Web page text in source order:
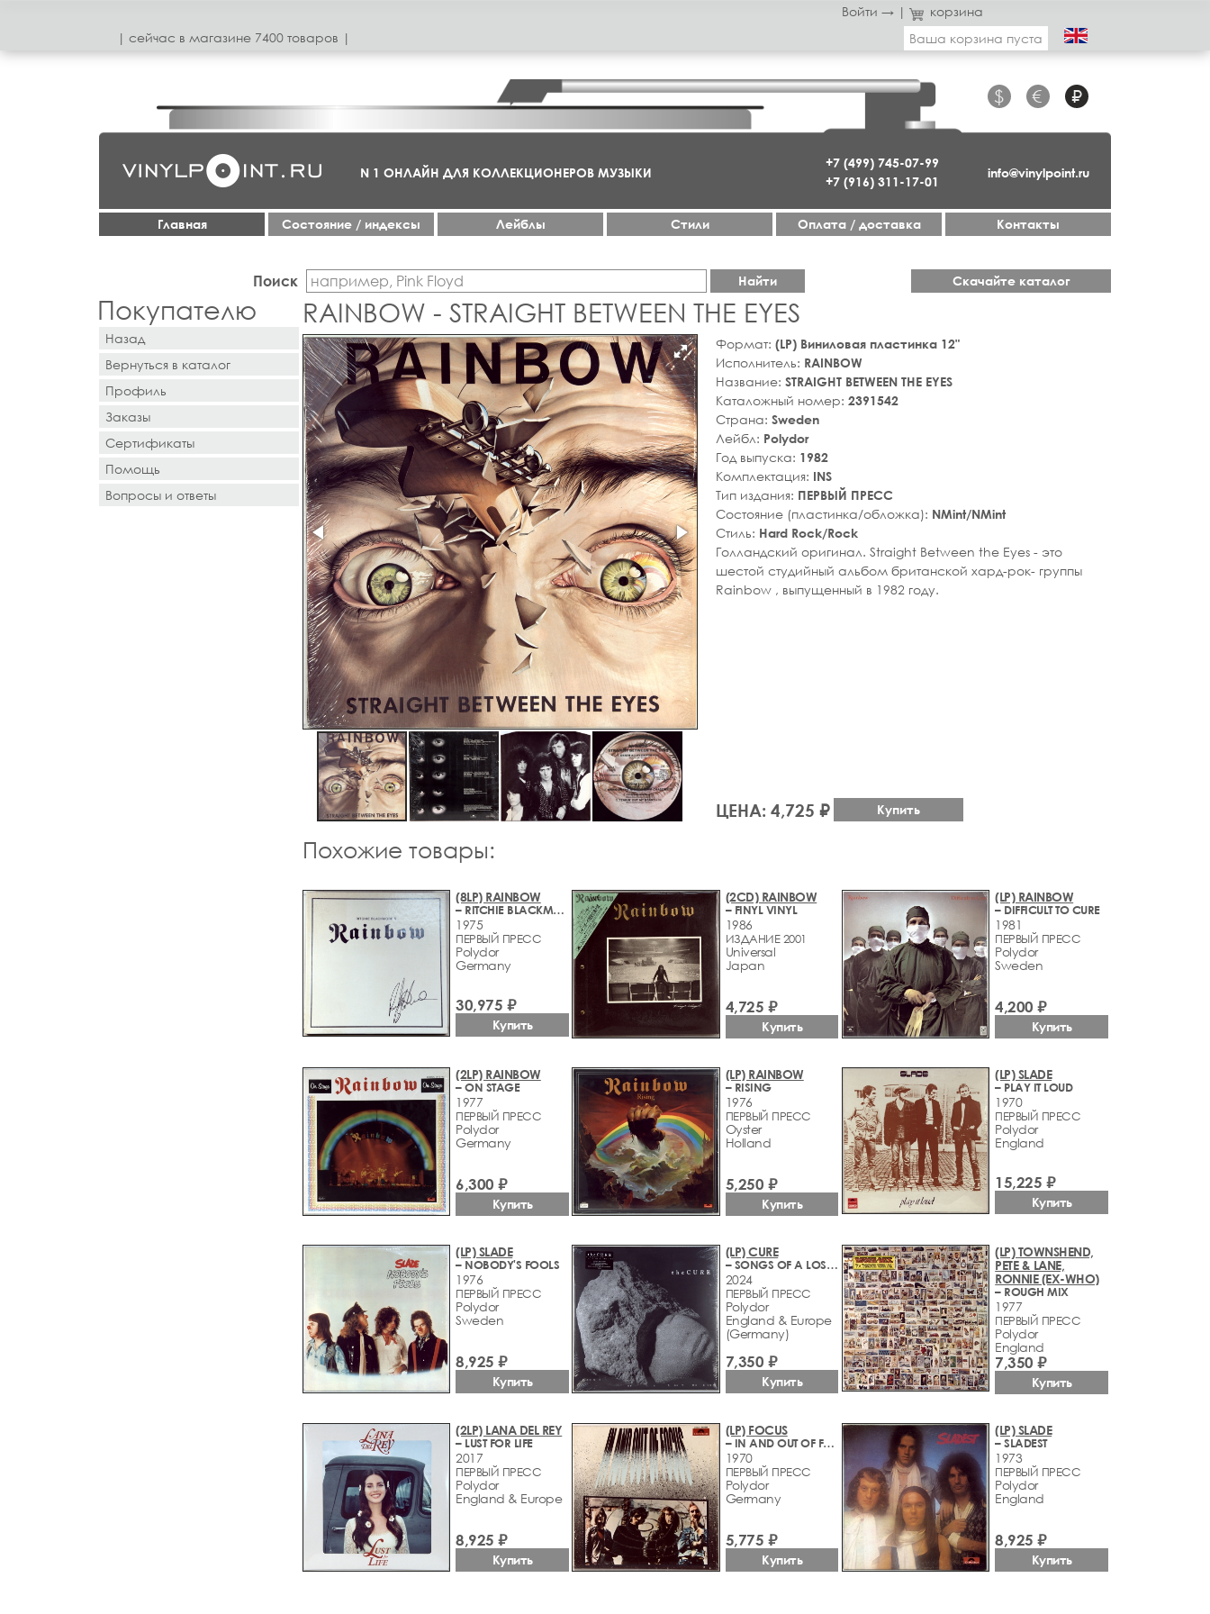
Войти → |
корзина
| сeйчас в магазинe 7400 товаров |
Ваша корзина пуста
+7 (499) 745-07-99
+7 (916) 311-17-01
$ € ₽
info@vinylpoint.ru
N 1 ОНЛАЙН ДЛЯ КОЛЛЕКЦИОНЕРОВ МУЗЫКИ
Главная Cостояние / индексы Лейблы Стили Оплата / доставка Контакты
Поиск Найти Скачайте каталог
Покупателю
Назад
Вернуться в каталог
Профиль
Заказы
Сертификаты
Помощь
Вопросы и ответы
RAINBOW - STRAIGHT BETWEEN THE EYES
Формат: (LP) Виниловая пластинка 12"
Исполнитель: RAINBOW
Название: STRAIGHT BETWEEN THE EYES
Каталожный номер: 2391542
Страна: Sweden
Лейбл: Polydor
Год выпуска: 1982
Комплектация: INS
Тип издания: ПЕРВЫЙ ПРЕСС
Состояние (пластинка/обложка): NMint/NMint
Стиль: Hard Rock/Rock
Голландский оригинал. Straight Between the Eyes - это
шестой студийный альбом британской хард-рок- группы
Rainbow , выпущенный в 1982 году.
ЦЕНА: 4,725 ₽ Купить
Похожие товары:
(8LP) RAINBOW
– RITCHIE BLACKMORE'S RAINBOW
1975
ПЕРВЫЙ ПРЕСС
Polydor
Germany
30,975 ₽
Купить
(2CD) RAINBOW
– FINYL VINYL
1986
ИЗДАНИЕ 2001
Universal
Japan
4,725 ₽
Купить
(LP) RAINBOW
– DIFFICULT TO CURE
1981
ПЕРВЫЙ ПРЕСС
Polydor
Sweden
4,200 ₽
Купить
(2LP) RAINBOW
– ON STAGE
1977
ПЕРВЫЙ ПРЕСС
Polydor
Germany
6,300 ₽
Купить
(LP) RAINBOW
– RISING
1976
ПЕРВЫЙ ПРЕСС
Oyster
Holland
5,250 ₽
Купить
(LP) SLADE
– PLAY IT LOUD
1970
ПЕРВЫЙ ПРЕСС
Polydor
England
15,225 ₽
Купить
(LP) SLADE
– NOBODY'S FOOLS
1976
ПЕРВЫЙ ПРЕСС
Polydor
Sweden
8,925 ₽
Купить
(LP) CURE
– SONGS OF A LOST WORLD
2024
ПЕРВЫЙ ПРЕСС
Polydor
England & Europe
(Germany)
7,350 ₽
Купить
(LP) TOWNSHEND,
PETE & LANE,
RONNIE (EX-WHO)
– ROUGH MIX
1977
ПЕРВЫЙ ПРЕСС
Polydor
England
7,350 ₽
Купить
(2LP) LANA DEL REY
– LUST FOR LIFE
2017
ПЕРВЫЙ ПРЕСС
Polydor
England & Europe
8,925 ₽
Купить
(LP) FOCUS
– IN AND OUT OF FOCUS
1970
ПЕРВЫЙ ПРЕСС
Polydor
Germany
5,775 ₽
Купить
(LP) SLADE
– SLADEST
1973
ПЕРВЫЙ ПРЕСС
Polydor
England
8,925 ₽
Купить